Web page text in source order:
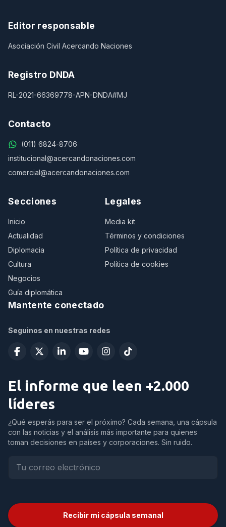
Editor responsable
Asociación Civil Acercando Naciones
Registro DNDA
RL-2021-66369778-APN-DNDA#MJ
Contacto
(011) 6824-8706
institucional@acercandonaciones.com
comercial@acercandonaciones.com
Secciones
Inicio
Actualidad
Diplomacia
Cultura
Negocios
Guía diplomática
Legales
Media kit
Términos y condiciones
Política de privacidad
Política de cookies
Mantente conectado
Seguinos en nuestras redes
El informe que leen +2.000
líderes
¿Qué esperás para ser el próximo? Cada semana, una cápsula
con las noticias y el análisis más importante para quienes
toman decisiones en países y corporaciones. Sin ruido.
Recibir mi cápsula semanal